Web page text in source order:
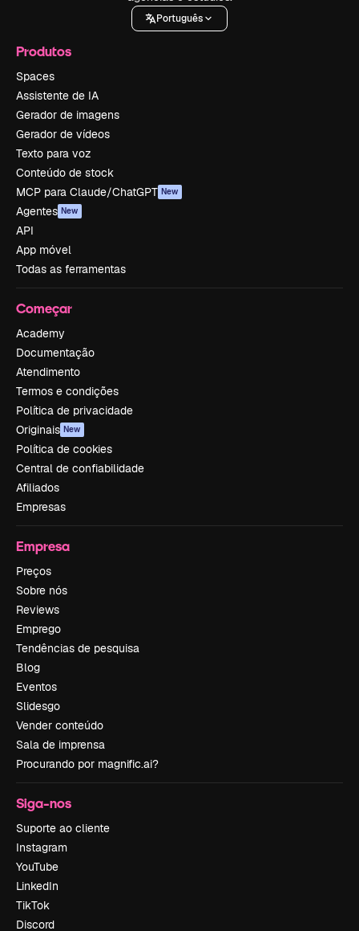
Português
Produtos
Spaces
Assistente de IA
Gerador de imagens
Gerador de vídeos
Texto para voz
Conteúdo de stock
MCP para Claude/ChatGPT New
Agentes New
API
App móvel
Todas as ferramentas
Começar
Academy
Documentação
Atendimento
Termos e condições
Política de privacidade
Originais New
Política de cookies
Central de confiabilidade
Afiliados
Empresas
Empresa
Preços
Sobre nós
Reviews
Emprego
Tendências de pesquisa
Blog
Eventos
Slidesgo
Vender conteúdo
Sala de imprensa
Procurando por magnific.ai?
Siga-nos
Suporte ao cliente
Instagram
YouTube
LinkedIn
TikTok
Discord